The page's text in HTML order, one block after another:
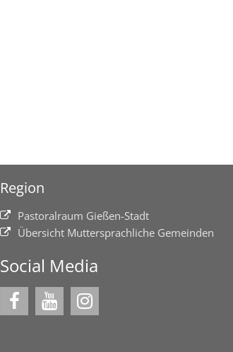
Region
Pastoralraum Gießen-Stadt
Übersicht Muttersprachliche Gemeinden
Social Media